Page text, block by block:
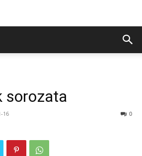
sorozata
16 0